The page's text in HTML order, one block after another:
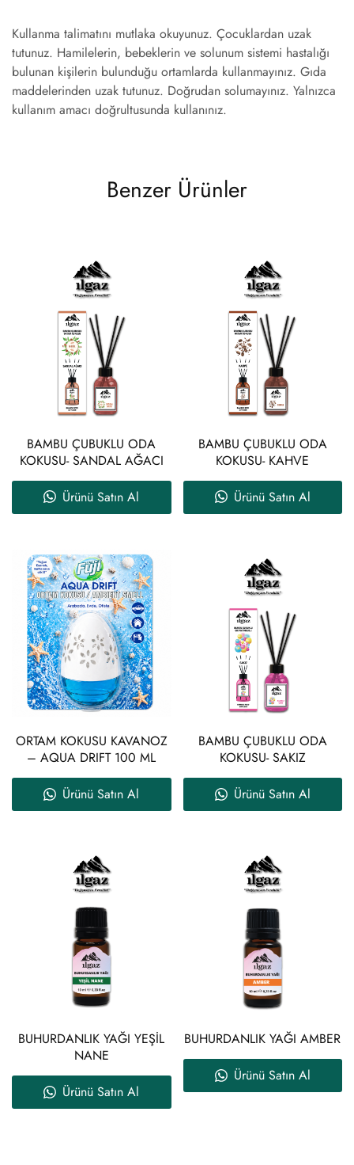
Kullanma talimatını mutlaka okuyunuz. Çocuklardan uzak
tutunuz. Hamilelerin, bebeklerin ve solunum sistemi hastalığı
bulunan kişilerin bulunduğu ortamlarda kullanmayınız. Gıda
maddelerinden uzak tutunuz. Doğrudan solumayınız. Yalnızca
kullanım amacı doğrultusunda kullanınız.
Benzer Ürünler
BAMBU ÇUBUKLU ODA
KOKUSU- SANDAL AĞACI
Ürünü Satın Al
BAMBU ÇUBUKLU ODA
KOKUSU- KAHVE
Ürünü Satın Al
ORTAM KOKUSU KAVANOZ
– AQUA DRIFT 100 ML
Ürünü Satın Al
BAMBU ÇUBUKLU ODA
KOKUSU- SAKIZ
Ürünü Satın Al
BUHURDANLIK YAĞI YEŞİL
NANE
Ürünü Satın Al
BUHURDANLIK YAĞI AMBER
Ürünü Satın Al